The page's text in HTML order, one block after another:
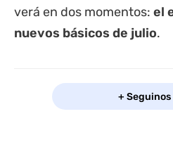
verá en dos momentos: el
nuevos básicos de julio.
+ Seguinos